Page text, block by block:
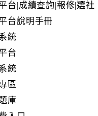
台|成績查詢|報修|選社
台說明手冊
統
台
統
區
庫